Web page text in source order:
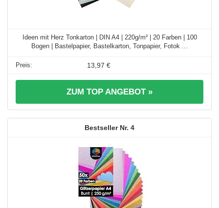
Ideen mit Herz Tonkarton | DIN A4 | 220g/m² | 20 Farben | 100
Bogen | Bastelpapier, Bastelkarton, Tonpapier, Fotok ...
13,97 €
ZUM TOP ANGEBOT »
4